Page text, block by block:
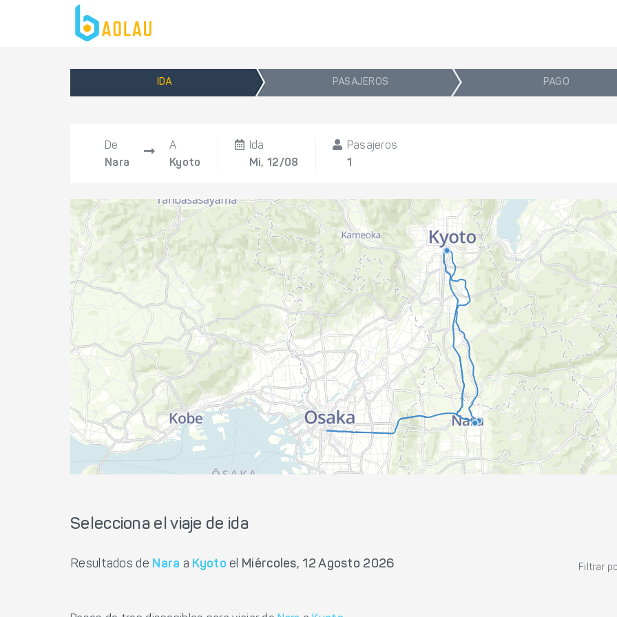
IDA PASAJEROS PAGO
De
Nara
A
Kyoto
Ida
Mi, 12/08
Pasajeros
1
Selecciona el viaje de ida
Resultados de Nara a Kyoto el Miércoles, 12 Agosto 2026 Filtrar